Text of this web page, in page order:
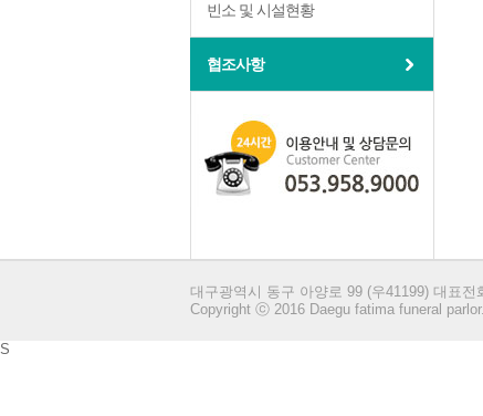
빈소 및 시설현황
협조사항
대구광역시 동구 아양로 99 (우41199) 대표전
Copyright ⓒ 2016 Daegu fatima funeral
S